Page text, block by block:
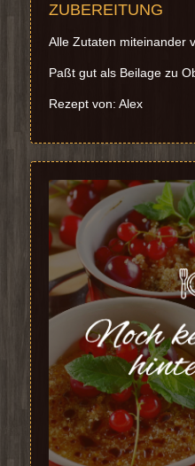
ZUBEREITUNG
Alle Zutaten miteinander
Paßt gut als Beilage zu
Rezept von: Alex